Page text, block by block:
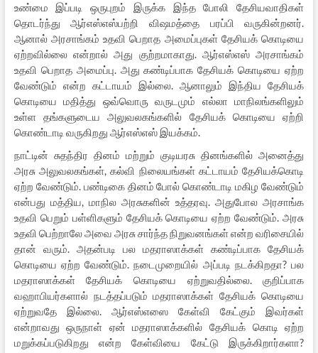
உண்மை இப்படி ஒருபுறம் இருக்க இந்த போலி தேசியவாதிகள்
தொடர்ந்து ஆர்எஸ்எஸ்பற்றி விஷமத்தை பரப்பி வருகின்றனர்.
ஆனால் அரசாங்கம் உதவி பெறாத அமைப்புகள் தேசியக் கொடியை
ஏற்றவில்லை என்றால் அது குற்றமாகாது. ஆர்எஸ்எஸ் அரசாங்கம்
உதவி பெறாத அமைப்பு. அது கண்டிப்பாக தேசியக் கொடியை ஏற்ற
வேண்டும் என்ற கட்டாயம் இல்லை. ஆனாலும் இந்திய தேசியக்
கொடியை மதித்து ஒவ்வொரு வருடமும் எல்லா மாநிலங்களிலும்
உள்ள தங்களுடைய அலுவலகங்களில் தேசியக் கொடியை ஏற்றி
கொண்டாடி வருகிறது ஆர்எஸ்எஸ் இயக்கம்.
நாட்டின் சுதந்திர தினம் மற்றும் குடியரசு தினங்களில் அனைத்து
அரசு அலுவலகங்கள், கல்வி நிலையங்கள் கட்டாயம் தேசியக்கொடி
ஏற்ற வேண்டும். பண்டிகை தினம் போல் கொண்டாடி மகிழ வேண்டும்
என்பது மத்திய, மாநில அரசுகளின் உத்தரவு. அதுபோல அரசாங்க
உதவி பெறும் பள்ளிகளும் தேசியக் கொடியை ஏற்ற வேண்டும். அரசு
உதவி பெற்றாலே அவை அரசு சார்ந்த நிறுவனங்கள் என்ற வரிசையில்
தான் வரும். அதன்படி பல மதராஸாக்கள் கண்டிப்பாக தேசியக்
கொடியை ஏற்ற வேண்டும். நடைமுறையில் அப்படி நடக்கிறதா? பல
மதராஸாக்கள் தேசியக் கொடியை ஏற்றுவதில்லை. குறிப்பாக
வஹாபியர்களால் நடத்தப்படும் மதராஸாக்கள் தேசியக் கொடியை
ஏற்றுவதே இல்லை. ஆர்எஸ்எஸை கேள்வி கேட்கும் இவர்கள்
என்றாவது ஒருநாள் ஏன் மதராஸாக்களில் தேசியக் கொடி ஏற்ற
மறுக்கப்படுகிறது என்ற கேள்வியை கேட்டு இருக்கிறார்களா?